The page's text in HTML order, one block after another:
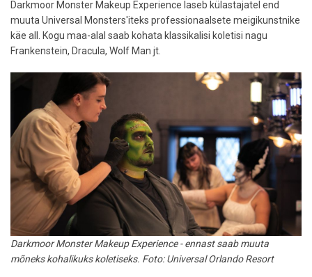
Darkmoor Monster Makeup Experience laseb külastajatel end
muuta Universal Monsters'iteks professionaalsete meigikunstnike
käe all. Kogu maa-alal saab kohata klassikalisi koletisi nagu
Frankenstein, Dracula, Wolf Man jt.
Darkmoor Monster Makeup Experience - ennast saab muuta
mõneks kohalikuks koletiseks. Foto: Universal Orlando Resort